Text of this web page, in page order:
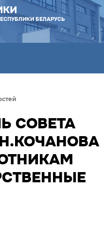
БЕЛАРУСЬ
СОВЕТА